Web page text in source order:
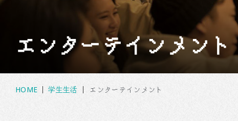
エンターテインメント
HOME 学生生活 エンターテインメント